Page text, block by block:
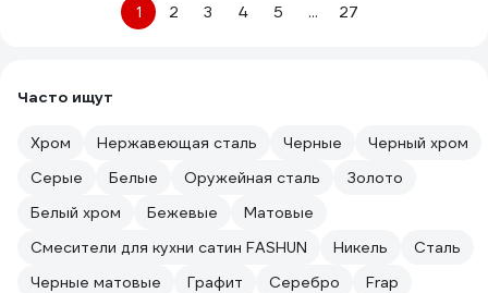
1 2 3 4 5 ... 27
Часто ищут
Хром Нержавеющая сталь Черные
Черный хром
Серые
Белые Оружейная сталь
Золото
Белый хром
Бежевые
Матовые
Смесители для кухни сатин FASHUN
Никель
Сталь
Черные матовые
Графит Серебро
Frap